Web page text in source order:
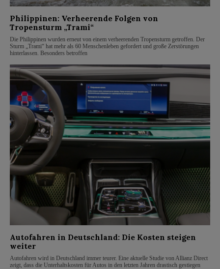
Philippinen: Verheerende Folgen von
Tropensturm „Trami“
Die Philippinen wurden erneut von einem verheerenden Tropensturm getroffen. Der
Sturm „Trami“ hat mehr als 60 Menschenleben gefordert und große Zerstörungen
hinterlassen. Besonders betroffen
Autofahren in Deutschland: Die Kosten steigen
weiter
Autofahren wird in Deutschland immer teurer. Eine aktuelle Studie von Allianz Direct
zeigt, dass die Unterhaltskosten für Autos in den letzten Jahren drastisch gestiegen